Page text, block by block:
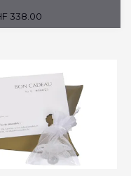
338.00